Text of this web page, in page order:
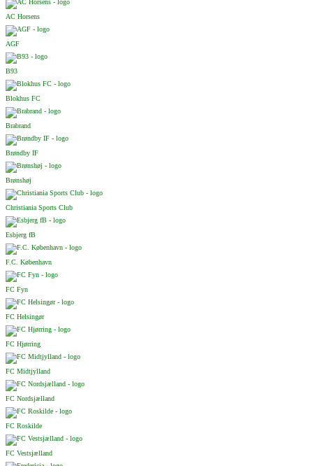
AC Horsens
AGF
B93
Blokhus FC
Brabrand
Brøndby IF
Brønshøj
Christiania Sports Club
Esbjerg fB
F.C. København
FC Fyn
FC Helsingør
FC Hjørring
FC Midtjylland
FC Nordsjælland
FC Roskilde
FC Vestsjælland